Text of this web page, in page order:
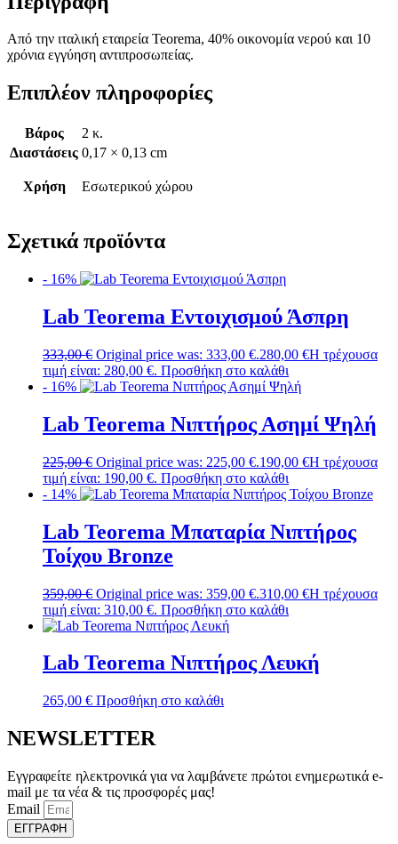
Από την ιταλική εταιρεία Teorema, 40% οικονομία νερού και 10
χρόνια εγγύηση αντιπροσωπείας.
Επιπλέον πληροφορίες
Βάρος
2 κ.
Διαστάσεις 0,17 × 0,13 cm
Χρήση Εσωτερικού χώρου
Σχετικά προϊόντα
- 16%
Lab Teorema Εντοιχισμού Άσπρη
333,00€ Original price was: 333,00 €.280,00 €Η τρέχουσα
τιμή είναι: 280,00 €. Προσθήκη στο καλάθι
- 16%
Lab Teorema Νιπτήρος Ασημί Ψηλή
225,00€ Original price was: 225,00 €.190,00 €Η τρέχουσα
τιμή είναι: 190,00 €. Προσθήκη στο καλάθι
- 14%
Lab Teorema Μπαταρία Νιπτήρος
Τοίχου Bronze
359,00€ Original price was: 359,00 €.310,00 €Η τρέχουσα
τιμή είναι: 310,00 €. Προσθήκη στο καλάθι
Lab Teorema Νιπτήρος Λευκή
265,00 € Προσθήκη στο καλάθι
NEWSLETTER
Εγγραφείτε ηλεκτρονικά για να λαμβάνετε πρώτοι ενημερωτικά e-
mail με τα νέα & τις προσφορές μας!
Email
ΕΓΓΡΑΦΗ